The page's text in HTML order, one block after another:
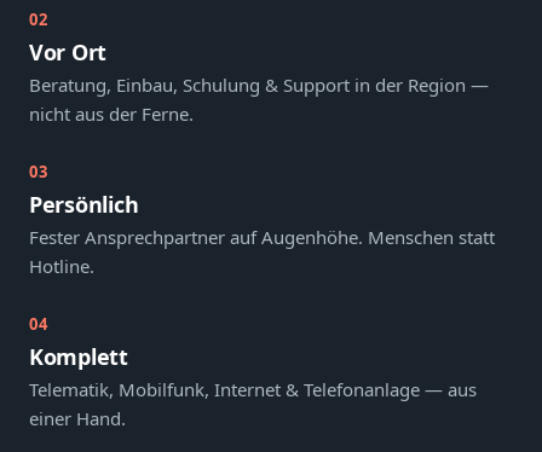
02
Vor Ort
Beratung, Einbau, Schulung & Support in der Region —
nicht aus der Ferne.
03
Persönlich
Fester Ansprechpartner auf Augenhöhe. Menschen statt
Hotline.
04
Komplett
Telematik, Mobilfunk, Internet & Telefonanlage — aus
einer Hand.